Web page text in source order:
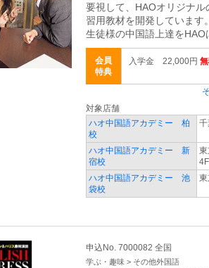
要視して、HAOオリジナ
習用教材を開発しています。
生徒様の中国語上達をHAO
会員
特典
入学金 22,000円
対象店舗
ハオ中国語アカデミー 柏
校
ハオ中国語アカデミー 新
宿校
4F
ハオ中国語アカデミー 池
袋校
申込No. 7000082 全国
学ぶ・趣味 > その他外国語